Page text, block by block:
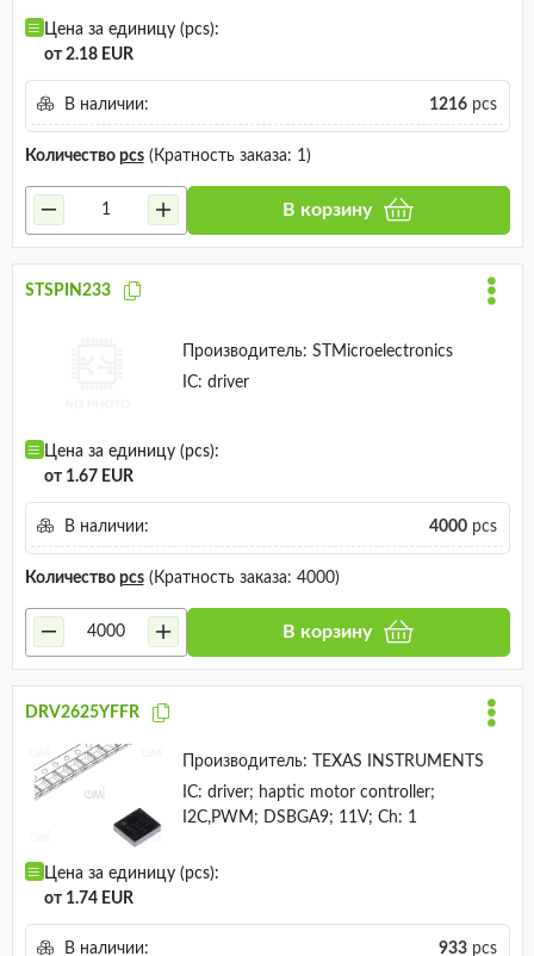
Цена за единицу (pcs):
от 2.18 EUR
В наличии: 1216pcs
Количество pcs(Кратность заказа: 1)
В корзину
STSPIN233
Производитель: STMicroelectronics
IC: driver
Цена за единицу (pcs):
от 1.67 EUR
В наличии: 4000pcs
Количество pcs(Кратность заказа: 4000)
В корзину
DRV2625YFFR
Производитель:
TEXAS INSTRUMENTS
IC: driver; haptic motor controller;
I2C,PWM; DSBGA9; 11V; Ch: 1
Цена за единицу (pcs):
от 1.74 EUR
В наличии: 933pcs